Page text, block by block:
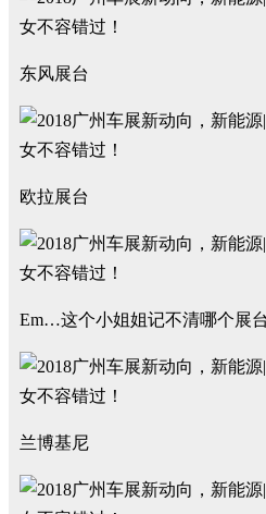
东风展台
欧拉展台
Em…这个小姐姐记不清哪个展
兰博基尼